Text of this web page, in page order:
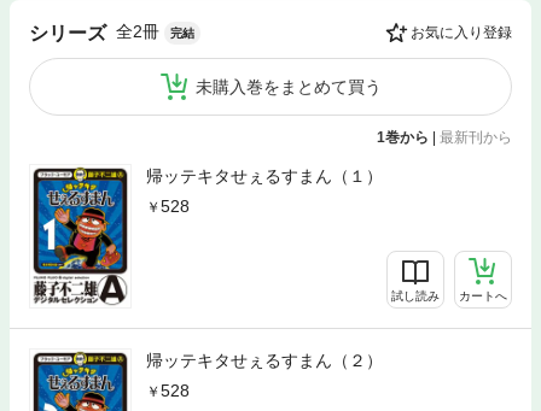
シリーズ 全2冊 完結 お気に入り登録
未購入巻をまとめて買う
1巻から | 最新刊から
帰ッテキタせぇるすまん（１）
528
試し読み カートへ
帰ッテキタせぇるすまん（２）
528